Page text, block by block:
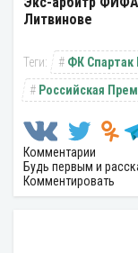
Литвинове
ФК Спартак
Российская
Комментарии
Будь первым и
Комментировать